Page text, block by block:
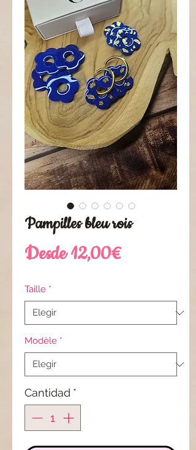
Pampilles bleu rois
Desde12,00€Precio
oferta
Taille *
Modèle *
Cantidad *